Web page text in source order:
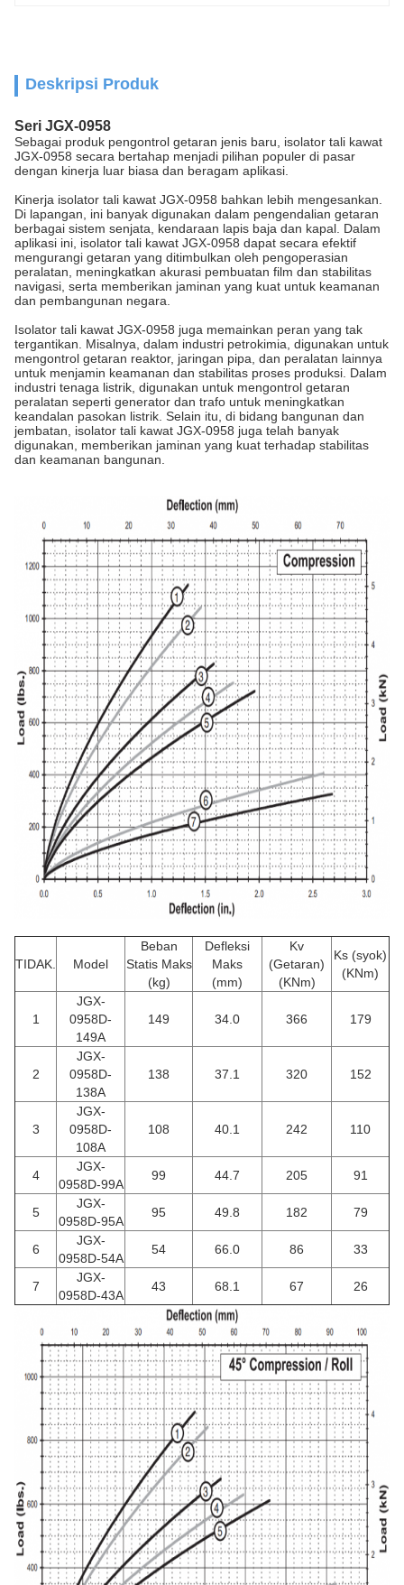
Deskripsi Produk
Seri JGX-0958
Sebagai produk pengontrol getaran jenis baru, isolator tali kawat
JGX-0958 secara bertahap menjadi pilihan populer di pasar
dengan kinerja luar biasa dan beragam aplikasi.
Kinerja isolator tali kawat JGX-0958 bahkan lebih mengesankan.
Di lapangan, ini banyak digunakan dalam pengendalian getaran
berbagai sistem senjata, kendaraan lapis baja dan kapal. Dalam
aplikasi ini, isolator tali kawat JGX-0958 dapat secara efektif
mengurangi getaran yang ditimbulkan oleh pengoperasian
peralatan, meningkatkan akurasi pembuatan film dan stabilitas
navigasi, serta memberikan jaminan yang kuat untuk keamanan
dan pembangunan negara.
Isolator tali kawat JGX-0958 juga memainkan peran yang tak
tergantikan. Misalnya, dalam industri petrokimia, digunakan untuk
mengontrol getaran reaktor, jaringan pipa, dan peralatan lainnya
untuk menjamin keamanan dan stabilitas proses produksi. Dalam
industri tenaga listrik, digunakan untuk mengontrol getaran
peralatan seperti generator dan trafo untuk meningkatkan
keandalan pasokan listrik. Selain itu, di bidang bangunan dan
jembatan, isolator tali kawat JGX-0958 juga telah banyak
digunakan, memberikan jaminan yang kuat terhadap stabilitas
dan keamanan bangunan.
TIDAK. Model
Beban
Statis Maks
(kg)
Defleksi
Maks
(mm)
Kv
(Getaran)
(KNm)
Ks (syok)
(KNm)
1
JGX-
0958D-
149A
149 34.0 366 179
2
JGX-
0958D-
138A
138 37.1 320 152
3
JGX-
0958D-
108A
108 40.1 242 110
4
JGX-
0958D-99A
99 44.7 205 91
5
JGX-
0958D-95A
95 49.8 182 79
6
JGX-
0958D-54A
54 66.0 86 33
7
JGX-
0958D-43A
43 68.1 67 26